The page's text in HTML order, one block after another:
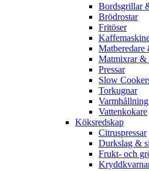
Bordsgrillar
Brödrostar
Fritöser
Matberedare
Matmixrar &
Pressar
Slow
Torkugnar
Varmhållning
Vattenkokare
Köksredskap
Citruspressar
Durkslag &
Frukt- och